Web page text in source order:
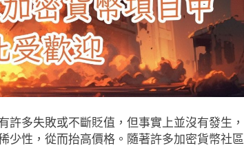
多失敗或不斷貶值，但事實上並沒有發生，
少性，從而抬高價格。隨著許多加密貨幣社區